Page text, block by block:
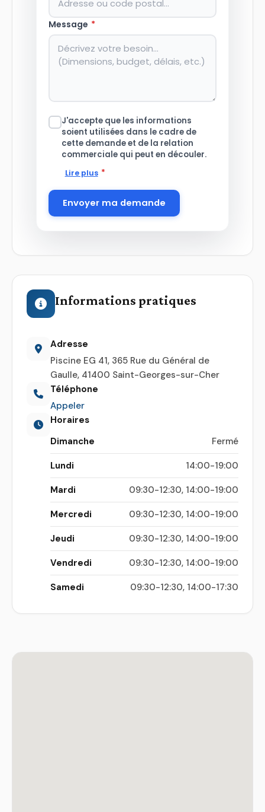
Message *
J'accepte que les informations
soient utilisées dans le cadre de
cette demande et de la relation
commerciale qui peut en découler.
Lire plus *
Envoyer ma demande
Informations pratiques
Adresse
Piscine EG 41, 365 Rue du Général de
Gaulle, 41400 Saint-Georges-sur-Cher
Téléphone
Appeler
Horaires
Dimanche
Fermé
Lundi 14:00-19:00
Mardi 09:30-12:30, 14:00-19:00
Mercredi 09:30-12:30, 14:00-19:00
Jeudi 09:30-12:30, 14:00-19:00
Vendredi 09:30-12:30, 14:00-19:00
Samedi 09:30-12:30, 14:00-17:30